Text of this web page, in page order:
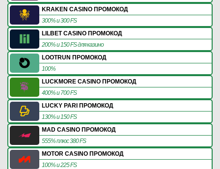
KRAKEN CASINO ПРОМОКОД
300% и 300 FS
LILBET CASINO ПРОМОКОД
200% и 150 FS для казино
LOOTRUN ПРОМОКОД
100%
LUCKMORE CASINO ПРОМОКОД
400% и 700 FS
LUCKY PARI ПРОМОКОД
130% и 150 FS
MAD CASINO ПРОМОКОД
555% плюс 380 FS
MOTOR CASINO ПРОМОКОД
100% и 225 FS